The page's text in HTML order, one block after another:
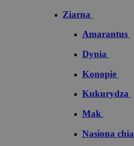
Ziarna
Amarantus
Dynia
Konopie
Kukurydza
Mak
Nasiona chia